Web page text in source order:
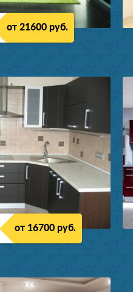
от 21600 руб.
от 16700 руб.